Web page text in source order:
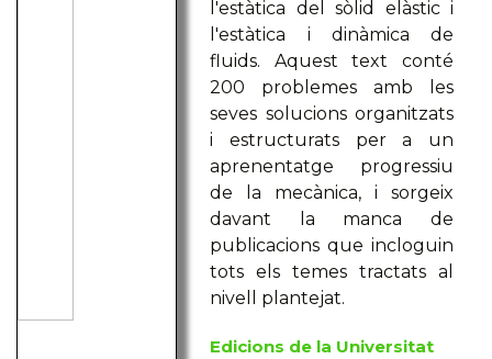
l'estàtica del sòlid elàstic i
l'estàtica i dinàmica de
fluids. Aquest text conté
200 problemes amb les
seves solucions organitzats
i estructurats per a un
aprenentatge progressiu
de la mecànica, i sorgeix
davant la manca de
publicacions que incloguin
tots els temes tractats al
nivell plantejat.
Edicions de la Universitat